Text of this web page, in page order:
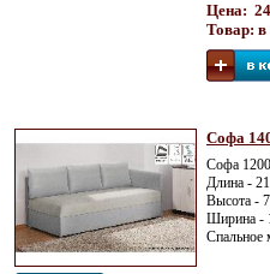
Цена:
Товар: в
Софа
Софа
Длина -
Высота -
Ширина -
Спальное